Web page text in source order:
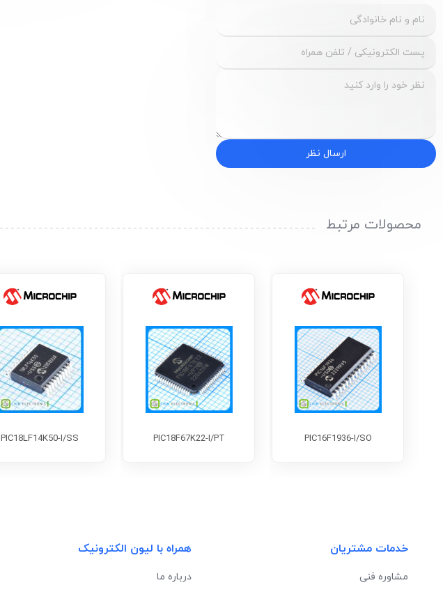
ارسال نظر
محصولات مرتبط
PIC16F1936-I/SO
PIC18F67K22-I/PT
PIC18LF14K50-I/SS
خدمات مشتریان
مشاوره فنی
همراه با لیون الکترونیک
درباره ما